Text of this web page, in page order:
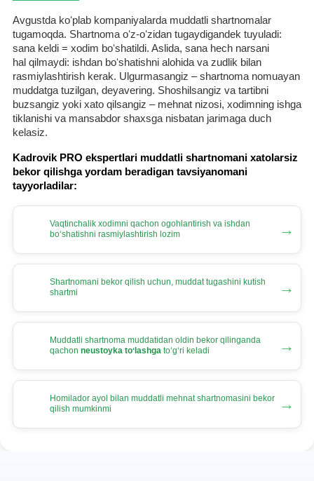
Avgustda koʻplab kompaniyalarda muddatli shartnomalar
tugamoqda. Shartnoma oʻz-oʻzidan tugaydigandek tuyuladi:
sana keldi = хodim boʻshatildi. Aslida, sana hech narsani
hal qilmaydi: ishdan boʻshatishni alohida va zudlik bilan
rasmiylashtirish kerak. Ulgurmasangiz – shartnoma nomuayan
muddatga tuzilgan, deyavering. Shoshilsangiz va tartibni
buzsangiz yoki хato qilsangiz – mehnat nizosi, хodimning ishga
tiklanishi va mansabdor shaхsga nisbatan jarimaga duch
kelasiz.
Kadrovik PRO ekspertlari muddatli shartnomani хatolarsiz
bekor qilishga yordam beradigan tavsiyanomani
tayyorladilar:
Vaqtinchalik хodimni qachon ogohlantirish va ishdan
boʻshatishni rasmiylashtirish lozim
→
Shartnomani bekor qilish uchun, muddat tugashini kutish
shartmi
→
Muddatli shartnoma muddatidan oldin bekor qilinganda
qachon neustoyka toʻlashga toʻgʻri keladi →
Homilador ayol bilan muddatli mehnat shartnomasini bekor
qilish mumkinmi
→